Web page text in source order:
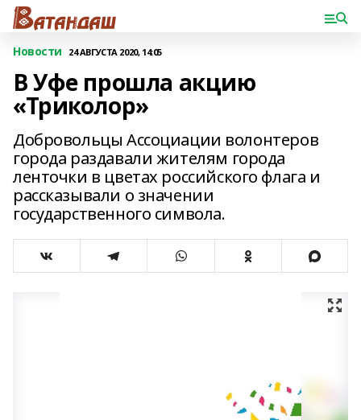
Новости 24 АВГУСТА 2020, 14:05
В Уфе прошла акцию
«Триколор»
Добровольцы Ассоциации волонтеров
города раздавали жителям города
ленточки в цветах российского флага и
рассказывали о значении
государственного символа.